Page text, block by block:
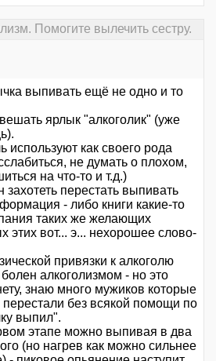
Помогите вылечить сестру.
выпивать ещё не одно и то
ярлык "алкоголик" (уже
используют как своего рода
не думать о плохом,
на что-то и т.д.)
перестать выпивать
- либо книги какие-то
таких же желающих
этих вот... э... нехорошее слово-
привязки к алкоголю
алкоголизмом - но это
знаю много мужиков которые
перестали без всякой помощи по
выпил".
этапе можно выпивая в два
(но нагрев как можно сильнее